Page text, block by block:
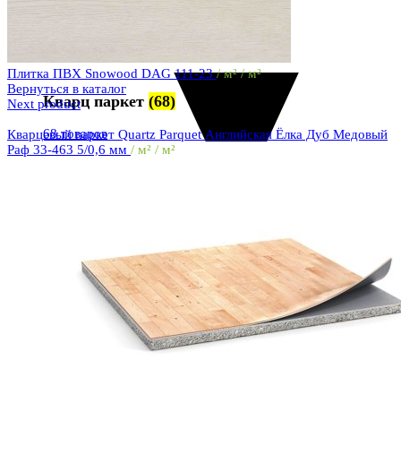
Кварц паркет (68)
68 товаров
Плитка ПВХ Snowood DAG 111-23/ м² / м²
Вернуться в каталог
Next product
Кварцевый паркет Quartz Parquet Английская Ёлка Дуб Медовый
Раф 33-463 5/0,6 мм / м² / м²